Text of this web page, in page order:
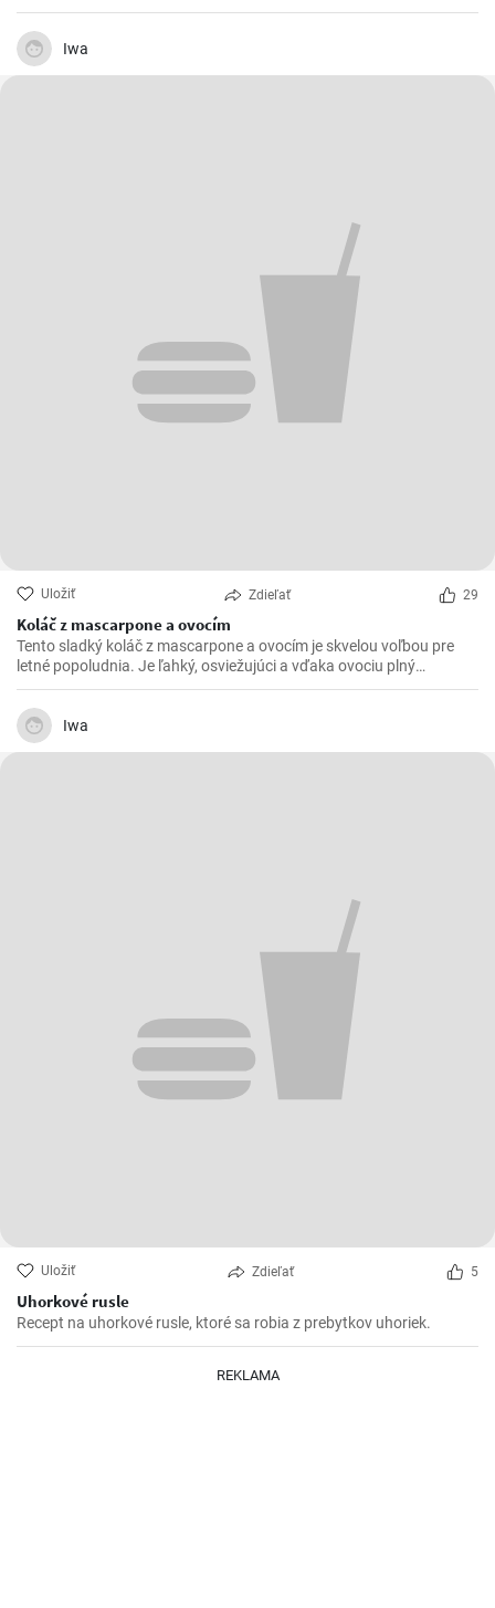
Iwa
Uložiť Zdieľať 29
Koláč z mascarpone a ovocím
Tento sladký koláč z mascarpone a ovocím je skvelou voľbou pre
letné popoludnia. Je ľahký, osviežujúci a vďaka ovociu plný
vitamínov. Môžete ho pripraviť s akýmkoľvek ovocím, ktoré máte
práve po ruke, ale najlepšie chutí s jahodami alebo malinami.
Iwa
Uložiť Zdieľať 5
Uhorkové rusle
Recept na uhorkové rusle, ktoré sa robia z prebytkov uhoriek.
REKLAMA